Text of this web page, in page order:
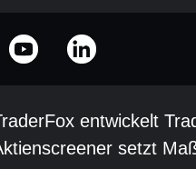
entwickelt
setzt